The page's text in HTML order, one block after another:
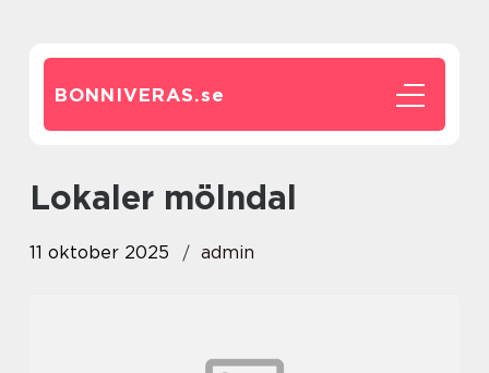
BONNIVERAS.se
Lokaler mölndal
11 oktober 2025 admin